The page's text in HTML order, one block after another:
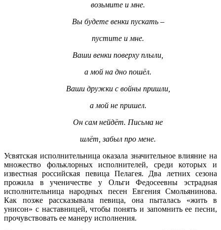
возьмите и мне.
Вы будете венки пускать –
пустите и мне.
Ваши венки поверху плыли,
а мой на дно пошёл.
Ваши дружки с войны пришли,
а мой не пришел.
Он сам нейдёт. Письма не
шлёт, забыл про мене.
Усвятская исполнительница оказала значительное влияние на
множество фольклорных исполнителей, среди которых и
известная российская певица Пелагея. Два летних сезона
прожила в ученичестве у Ольги Федосеевны эстрадная
исполнительница народных песен Евгения Смольянинова.
Как позже рассказывала певица, она пыталась «жить в
унисон» с наставницей, чтобы понять и запомнить ее песни,
прочувствовать ее манеру исполнения.